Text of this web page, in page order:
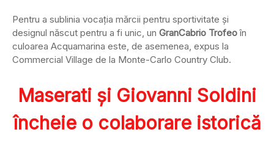
Pentru a sublinia vocația mărcii pentru sportivitate și
designul născut pentru a fi unic, un GranCabrio Trofeoîn
culoarea Acquamarina este, de asemenea, expus la
Commercial Village de la Monte-Carlo Country Club.
Maserati și Giovanni Soldini
încheie o colaborare istorică